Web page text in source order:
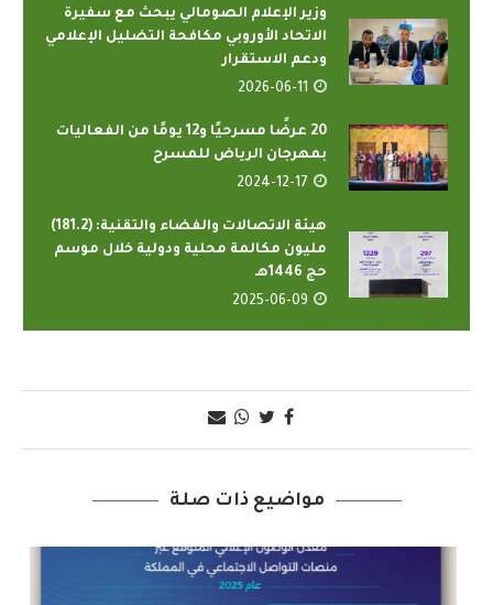
وزير الإعلام الصومالي يبحث مع سفيرة
الاتحاد الأوروبي مكافحة التضليل الإعلامي
ودعم الاستقرار
2026-06-11
20 عرضًا مسرحيًا و12 يومًا من الفعاليات
بمهرجان الرياض للمسرح
2024-12-17
هيئة الاتصالات والفضاء والتقنية: (181.2)
مليون مكالمة محلية ودولية خلال موسم
حج 1446هـ
2025-06-09
مواضيع ذات صلة